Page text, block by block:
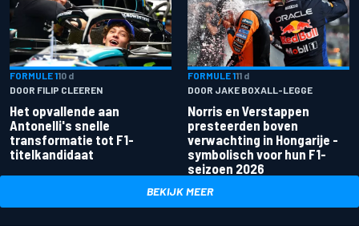
FORMULE 110 d
DOOR FILIP CLEEREN
Het opvallende aan
Antonelli's snelle
transformatie tot F1-
titelkandidaat
FORMULE 111 d
DOOR JAKE BOXALL-LEGGE
Norris en Verstappen
presteerden boven
verwachting in Hongarije -
symbolisch voor hun F1-
seizoen 2026
BEKIJK MEER